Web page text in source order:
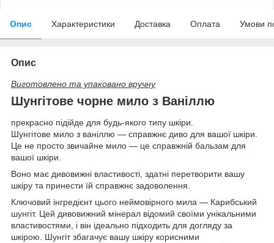
Опис Характеристики Доставка Оплата Умови
Опис
Виготовлено та упаковано вручну
Шунгітове чорне мило з Ваніллю
прекрасно підійде для будь-якого типу шкіри.
Шунгітове мило з ваніллю — справжнє диво для вашої шкіри.
Це не просто звичайне мило — це справжній бальзам для
вашої шкіри.
Воно має дивовижні властивості, здатні перетворити вашу
шкіру та принести їй справжнє задоволення.
Ключовий інгредієнт цього неймовірного мила — Карибський
шунгіт. Цей дивовижний мінерал відомий своїми унікальними
властивостями, і він ідеально підходить для догляду за
шкірою. Шунгіт збагачує вашу шкіру корисними